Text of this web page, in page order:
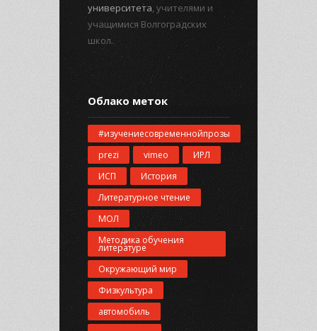
университета, учителями и
учащимися Волгоградских
школ.
Облако меток
#изучениесовременнойпрозы
prezi
vimeo
ИРЛ
ИСП
История
Литературное чтение
МОЛ
Методика обучения
литературе
Окружающий мир
Физкультура
автомобиль